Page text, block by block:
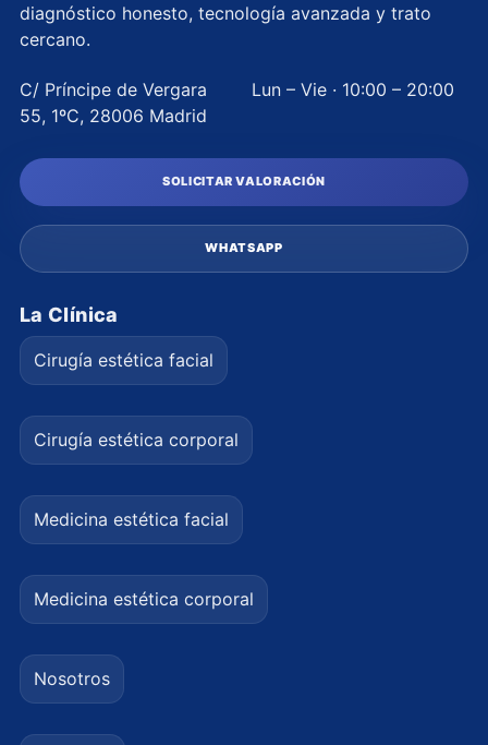
diagnóstico honesto, tecnología avanzada y trato
cercano.
C/ Príncipe de Vergara
55, 1ºC, 28006 Madrid
Lun – Vie · 10:00 – 20:00
SOLICITAR VALORACIÓN
WHATSAPP
La Clínica
Cirugía estética facial
Cirugía estética corporal
Medicina estética facial
Medicina estética corporal
Nosotros